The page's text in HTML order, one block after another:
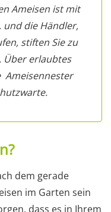
Ameisen ist mit
die Händler,
stiften Sie zu
Über erlaubtes
Ameisennester
dem gerade
im Garten sein
dass es in Ihrem